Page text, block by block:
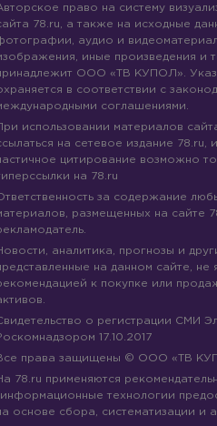
право на систему
78.ru, а также на исходные
аудио и
иные произведения и
ООО «ТВ КУПОЛ».
в соответствии с
соглашениями.
использовании материалов
на сетевое издание 78.ru,
цитирование возможно
на 78.ru
за содержание
размещенных на сайте
аналитика, прогнозы и
на данном сайте,
к покупке или
о регистрации СМИ
17.10.2017
права защищены © ООО «ТВ
78.ru применяются
технологии
основе сбора, систематизации и